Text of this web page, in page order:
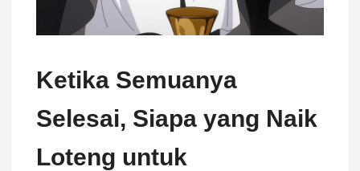
Ketika Semuanya
Selesai, Siapa yang Naik
Loteng untuk